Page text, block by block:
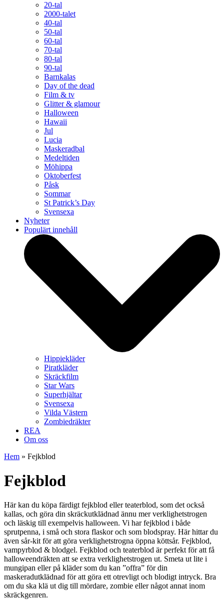
20-tal
2000-talet
40-tal
50-tal
60-tal
70-tal
80-tal
90-tal
Barnkalas
Day of the dead
Film & tv
Glitter & glamour
Halloween
Hawaii
Jul
Lucia
Maskeradbal
Medeltiden
Möhippa
Oktoberfest
Påsk
Sommar
St Patrick’s Day
Svensexa
Nyheter
Populärt innehåll
Hippiekläder
Piratkläder
Skräckfilm
Star Wars
Superhjältar
Svensexa
Vilda Västern
Zombiedräkter
REA
Om oss
Hem » Fejkblod
Fejkblod
Här kan du köpa färdigt fejkblod eller teaterblod, som det också
kallas, och göra din skräckutklädnad ännu mer verklighetstrogen
och läskig till exempelvis halloween. Vi har fejkblod i både
sprutpenna, i små och stora flaskor och som blodspray. Här hittar du
även sår-kit för att göra verklighetstrogna öppna köttsår. Fejkblod,
vampyrblod & blodgel. Fejkblod och teaterblod är perfekt för att få
halloweendräkten att se extra verklighetstrogen ut. Smeta ut lite i
mungipan eller på kläder som du kan ”offra” för din
maskeradutklädnad för att göra ett otrevligt och blodigt intryck. Bra
om du ska klä ut dig till mördare, zombie eller något annat inom
skräckgenren.